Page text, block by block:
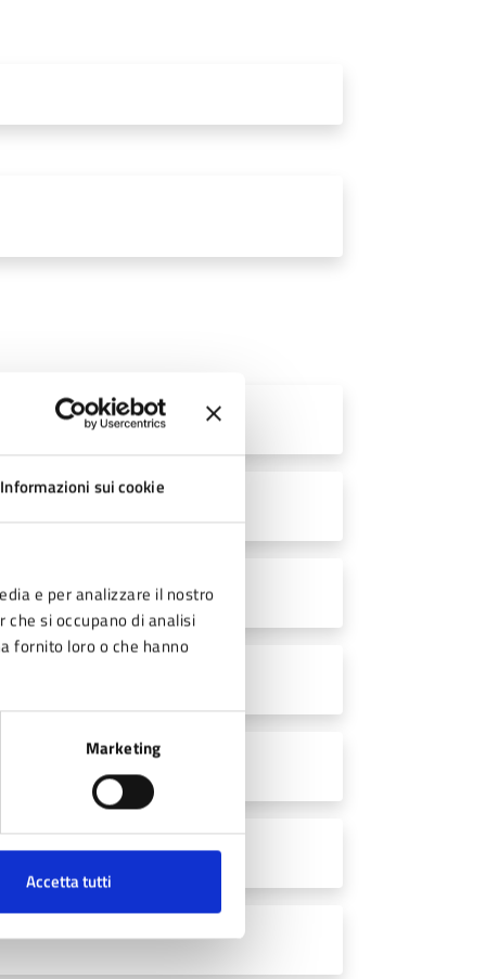
Informazioni sui cookie
e per analizzare il nostro
si occupano di analisi
fornito loro o che hanno
Marketing
Accetta tutti
(PDF - 90 KB)